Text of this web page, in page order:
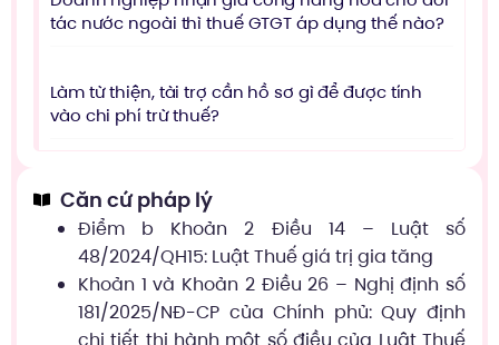
tác nước ngoài thì thuế GTGT áp dụng thế nào?
Làm từ thiện, tài trợ cần hồ sơ gì để được tính
vào chi phí trừ thuế?
Căn cứ pháp lý
Điểm b Khoản 2 Điều 14 – Luật số
48/2024/QH15: Luật Thuế giá trị gia tăng
Khoản 1 và Khoản 2 Điều 26 – Nghị định số
181/2025/NĐ-CP của Chính phủ: Quy định